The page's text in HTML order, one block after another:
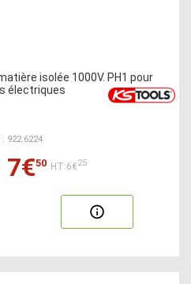
isolée 1000V. PH1 pour
électriques
: 922.6224
7€50 HT:6€25